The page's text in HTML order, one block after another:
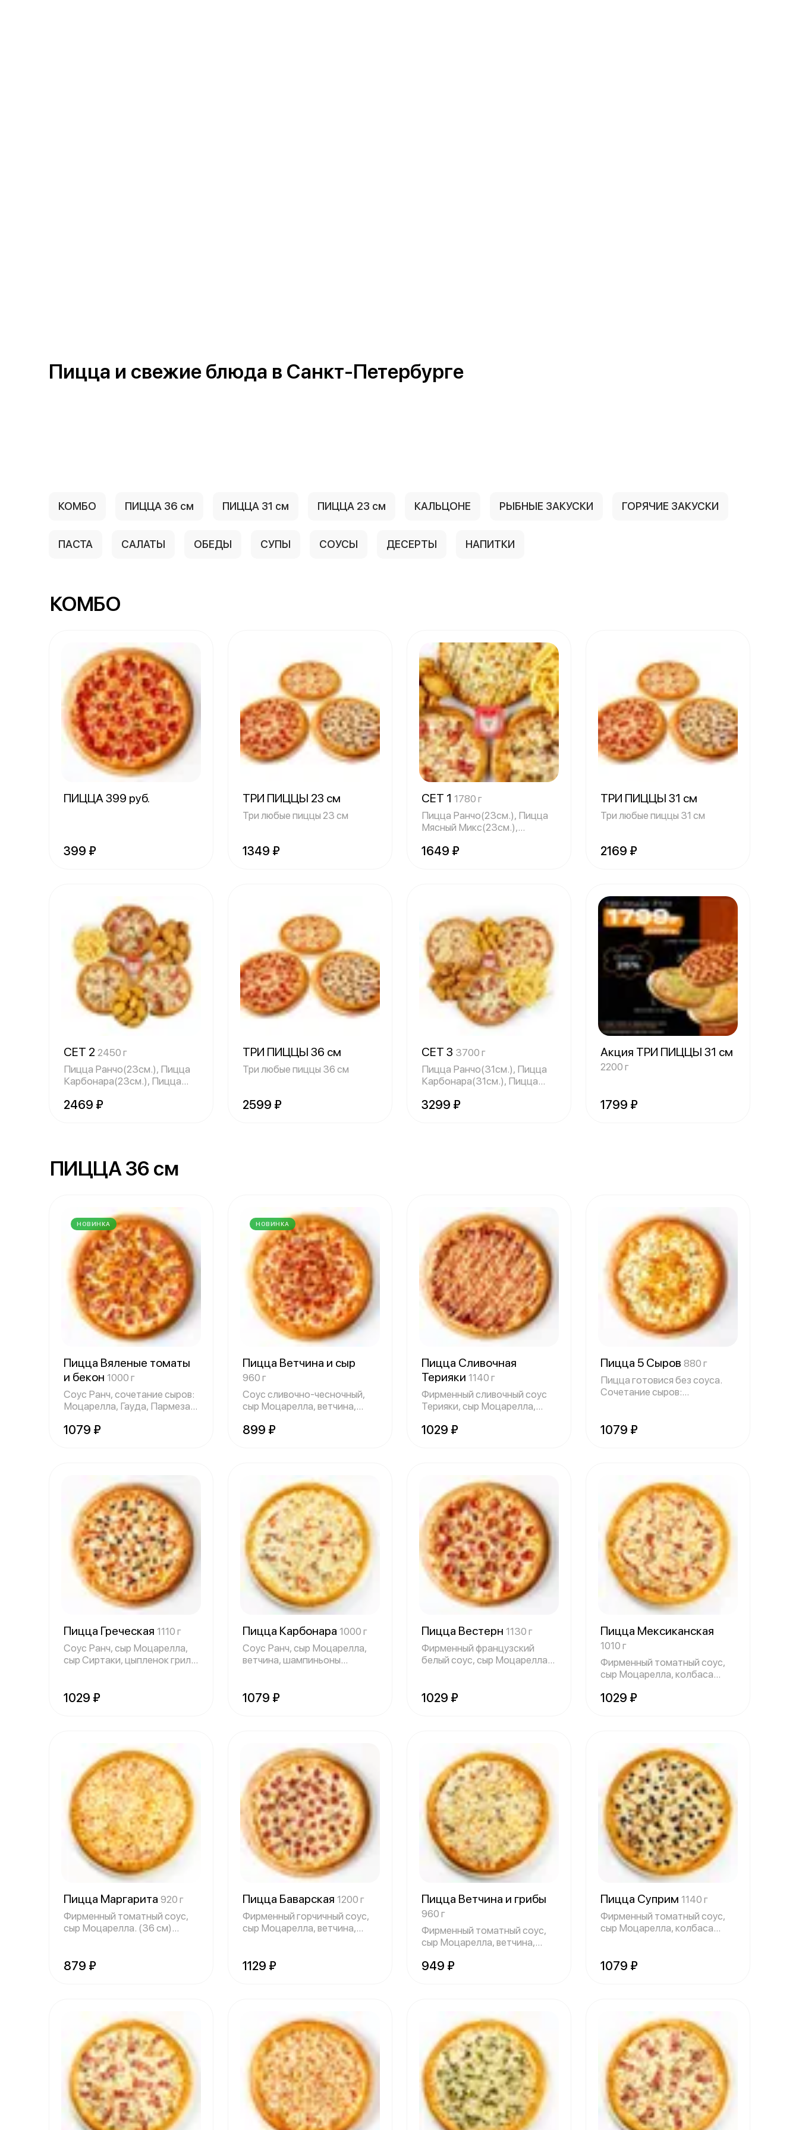
Пицца и свежие блюда в Санкт-Петербурге
КОМБО ПИЦЦА 36 см ПИЦЦА 31 см ПИЦЦА 23 см КАЛЬЦОНЕ РЫБНЫЕ ЗАКУСКИ ГОРЯЧИЕ ЗАКУСКИ
ПАСТА САЛАТЫ ОБЕДЫ СУПЫ СОУСЫ ДЕСЕРТЫ НАПИТКИ
КОМБО
ПИЦЦА 399 руб.
399 ₽
ТРИ ПИЦЦЫ 23 см
Три любые пиццы 23 см
1349 ₽
СЕТ 1 1780 г
Пицца Ранчо(23см.), Пицца
Мясный Микс(23см.),
1649 ₽
ТРИ ПИЦЦЫ 31 см
Три любые пиццы 31 см
2169 ₽
СЕТ 2 2450 г
Пицца Ранчо(23см.), Пицца
Карбонара(23см.), Пицца
2469 ₽
ТРИ ПИЦЦЫ 36 см
Три любые пиццы 36 см
2599 ₽
СЕТ 3 3700 г
Пицца Ранчо(31см.), Пицца
Карбонара(31см.), Пицца
3299 ₽
Акция ТРИ ПИЦЦЫ 31 см
2200 г
1799 ₽
ПИЦЦА 36 см
НОВИНКА
Пицца Вяленые томаты
и бекон 1000 г
Соус Ранч, сочетание сыров:
Моцарелла, Гауда, Пармезан,
1079 ₽
НОВИНКА
Пицца Ветчина и сыр
960 г
Соус сливочно-чесночный,
сыр Моцарелла, ветчина,
899 ₽
Пицца Сливочная
Терияки 1140 г
Фирменный сливочный соус
Терияки, сыр Моцарелла,
1029 ₽
Пицца 5 Сыров 880 г
Пицца готовися без соуса.
Сочетание сыров:
1079 ₽
Пицца Греческая 1110 г
Соус Ранч, сыр Моцарелла,
сыр Сиртаки, цыпленок гриль,
1029 ₽
Пицца Карбонара 1000 г
Соус Ранч, сыр Моцарелла,
ветчина, шампиньоны
1079 ₽
Пицца Вестерн 1130 г
Фирменный французский
белый соус, сыр Моцарелла,
1029 ₽
Пицца Мексиканская
1010 г
Фирменный томатный соус,
сыр Моцарелла, колбаса
1029 ₽
Пицца Маргарита 920 г
Фирменный томатный соус,
сыр Моцарелла. (36 см)
879 ₽
Пицца Баварская 1200 г
Фирменный горчичный соус,
сыр Моцарелла, ветчина,
1129 ₽
Пицца Ветчина и грибы
960 г
Фирменный томатный соус,
сыр Моцарелла, ветчина,
949 ₽
Пицца Суприм 1140 г
Фирменный томатный соус,
сыр Моцарелла, колбаса
1079 ₽